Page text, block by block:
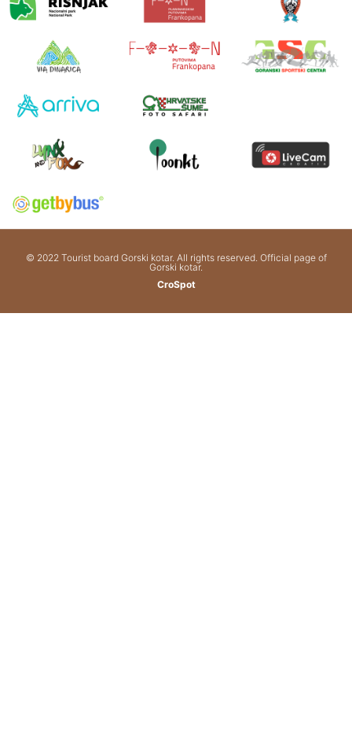
© 2022 Tourist board Gorski kotar. All rights reserved. Official page of
Gorski kotar.
CroSpot